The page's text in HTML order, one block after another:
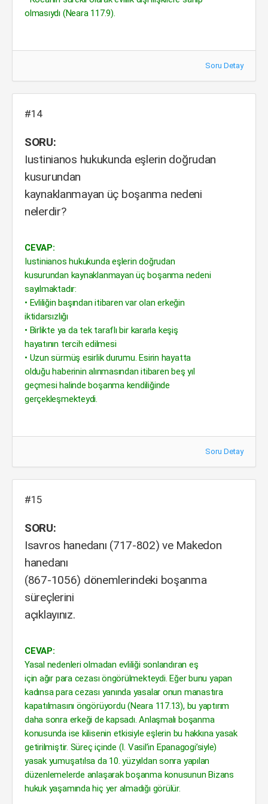
olmasıydı (Neara 117.9).
Soru Detay
#14
SORU:
Iustinianos hukukunda eşlerin doğrudan
kusurundan
kaynaklanmayan üç boşanma nedeni
nelerdir?
CEVAP:
Iustinianos hukukunda eşlerin doğrudan
kusurundan kaynaklanmayan üç boşanma nedeni
sayılmaktadır:
• Evliliğin başından itibaren var olan erkeğin
iktidarsızlığı
• Birlikte ya da tek taraflı bir kararla keşiş
hayatının tercih edilmesi
• Uzun sürmüş esirlik durumu. Esirin hayatta
olduğu haberinin alınmasından itibaren beş yıl
geçmesi halinde boşanma kendiliğinde
gerçekleşmekteydi.
Soru Detay
#15
SORU:
Isavros hanedanı (717-802) ve Makedon
hanedanı
(867-1056) dönemlerindeki boşanma
süreçlerini
açıklayınız.
CEVAP:
Yasal nedenleri olmadan evliliği sonlandıran eş
için ağır para cezası öngörülmekteydi. Eğer bunu yapan
kadınsa para cezası yanında yasalar onun manastıra
kapatılmasını öngörüyordu (Neara 117.13), bu yaptırım
daha sonra erkeği de kapsadı. Anlaşmalı boşanma
konusunda ise kilisenin etkisiyle eşlerin bu hakkına yasak
getirilmiştir. Süreç içinde (I. Vasil’in Epanagogi’siyle)
yasak yumuşatılsa da 10. yüzyıldan sonra yapılan
düzenlemelerde anlaşarak boşanma konusunun Bizans
hukuk yaşamında hiç yer almadığı görülür.